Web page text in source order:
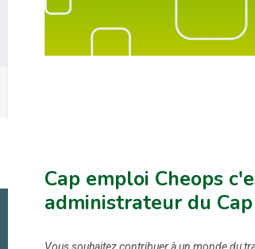
Cap emploi Cheops
administrateur du
Vous souhaitez contribuer à un monde du